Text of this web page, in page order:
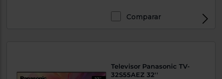
Comparar
Televisor Panasonic TV-
32S55AEZ 32''